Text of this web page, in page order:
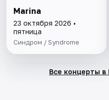
Marina
23 октября 2026 •
пятница
Синдром / Syndrome
Все концерты в